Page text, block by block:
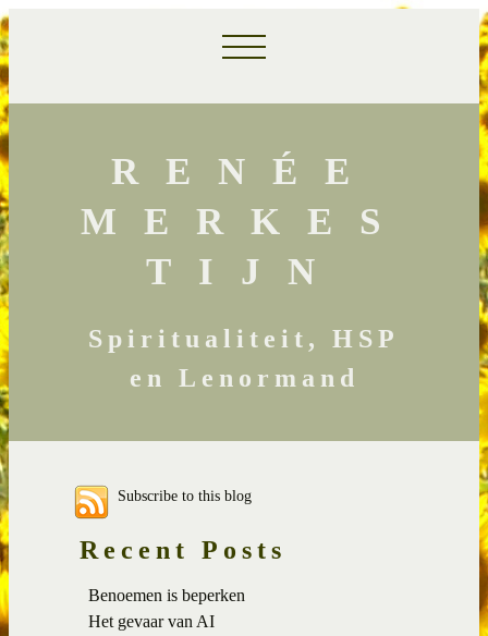
RENÉE
MERKES
TIJN
Spiritualiteit, HSP
en Lenormand
Subscribe to this blog
Recent Posts
Benoemen is beperken
Het gevaar van AI